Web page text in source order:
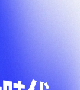
購案耗資
決策，一